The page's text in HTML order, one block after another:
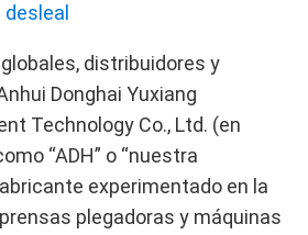
distribuidores y
Donghai Yuxiang
Technology Co., Ltd. (en
“ADH” o “nuestra
experimentado en la
plegadoras y máquinas